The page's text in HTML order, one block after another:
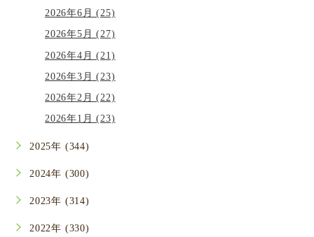
2026年6月 (25)
2026年5月 (27)
2026年4月 (21)
2026年3月 (23)
2026年2月 (22)
2026年1月 (23)
2025年 (344)
2024年 (300)
2023年 (314)
2022年 (330)